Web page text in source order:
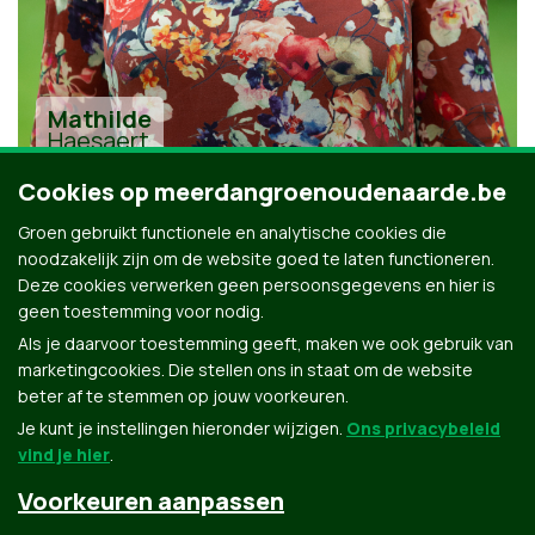
Mathilde
Haesaert
Alle kandidaten uit Oudenaarde
Groen.be
Cookies op meerdangroenoudenaarde.be
Groen gebruikt functionele en analytische cookies die
noodzakelijk zijn om de website goed te laten functioneren.
Deze cookies verwerken geen persoonsgegevens en hier is
geen toestemming voor nodig.
Als je daarvoor toestemming geeft, maken we ook gebruik van
marketingcookies. Die stellen ons in staat om de website
beter af te stemmen op jouw voorkeuren.
Je kunt je instellingen hieronder wijzigen. Ons privacybeleid
vind je hier.
Voorkeuren aanpassen